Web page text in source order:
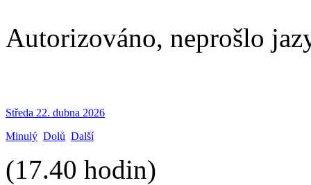
Autorizováno, neprošlo
Středa 22. dubna 2026
Minulý Dolů Další
(17.40 hodin)